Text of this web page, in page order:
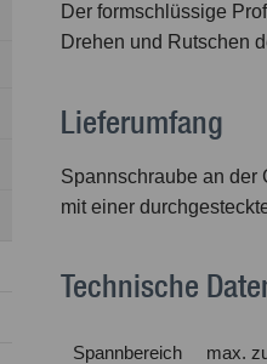
Der formschlüssige
Drehen und Rutschen
Lieferumfang
Spannschraube an der
mit einer
Technische
Spannbereich
max.